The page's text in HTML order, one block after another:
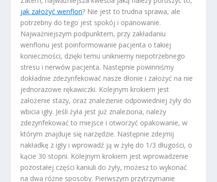
jak założyć wenflon? Nie jest to trudna sprawa, ale
potrzebny do tego jest spokój i opanowanie.
Najważniejszym podpunktem, przy zakładaniu
wenflonu jest poinformowanie pacjenta o takiej
konieczności, dzięki temu unikniemy niepotrzebnego
stresu i nerwów pacjenta. Następnie powinniśmy
dokładnie zdezynfekować nasze dłonie i założyć na nie
jednorazowe rękawiczki. Kolejnym krokiem jest
założenie stazy, oraz znalezienie odpowiedniej żyły do
wbicia igły. Jeśli żyła jest już znaleziona, należy
zdezynfekować to miejsce i otworzyć opakowanie, w
którym znajduje się narzędzie. Następnie zdejmij
nakładkę z igły i wprowadź ją w żyłę do 1/3 długości, o
kącie 30 stopni. Kolejnym krokiem jest wprowadzenie
pozostałej części kaniuli do żyły, możesz to wykonać
na dwa różne sposoby. Pierwszym przytrzymanie